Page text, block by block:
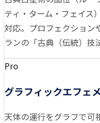
ティ・ターム・フェイス
対応。プロフェクション
ランの「古典（伝統）技
Pro
グラフィックエフェ
天体の運行をグラフで可